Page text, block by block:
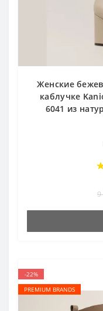
Женские
каблучке
6041 из
9
-22%
PREMIUM BRANDS